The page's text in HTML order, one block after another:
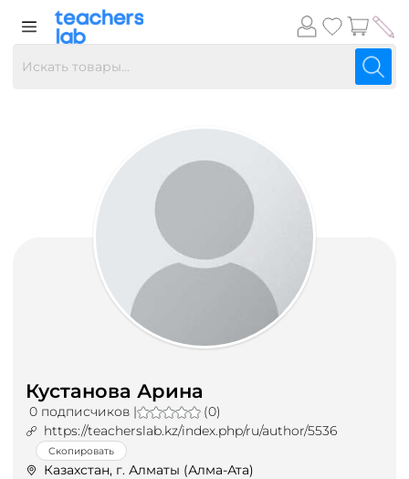
Кустанова Арина
0 подписчиков |
(0)
https://teacherslab.kz/index.php/ru/author/5536
Скопировать
Казахстан, г. Алматы (Алма-Ата)